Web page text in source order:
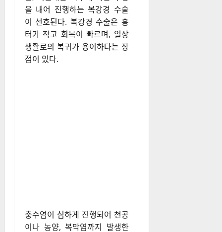
와 다른 질환과의 감별에도 유
용하다.
충수염으로 진단되면 즉시 수술
을 통해 염증이 생긴 충수를 제